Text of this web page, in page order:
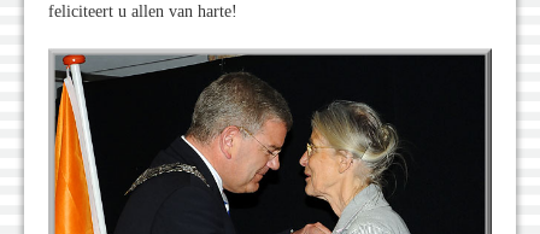
feliciteert u allen van harte!